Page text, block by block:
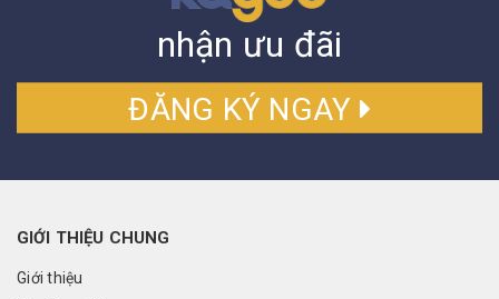
nhận ưu đãi
ĐĂNG KÝ NGAY
GIỚI THIỆU CHUNG
Giới thiệu